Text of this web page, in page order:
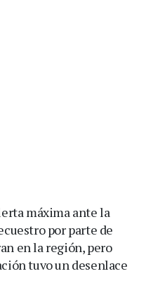
máxima ante la
por parte de
en la región, pero
tuvo un desenlace